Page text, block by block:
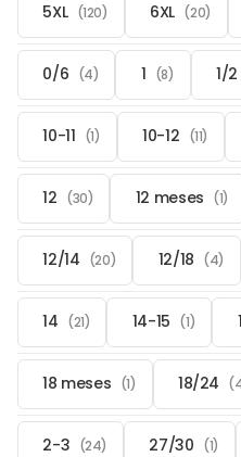
5XL (120) 6XL (20)
0/6 (4) 1 (8) 1/2
10-11 (1) 10-12 (11)
12 (30) 12 meses (1)
12/14 (20) 12/18 (4)
14 (21) 14-15 (1)
18 meses (1) 18/24
2-3 (24) 27/30 (1)